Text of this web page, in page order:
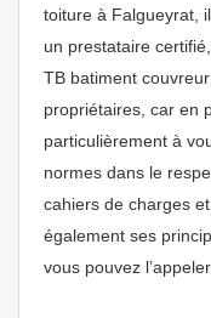
toiture à Falgueyrat,
un prestataire
TB batiment
propriétaires, car en
particulièrement à
normes dans le
cahiers de charges
également ses
vous pouvez l’appeler.